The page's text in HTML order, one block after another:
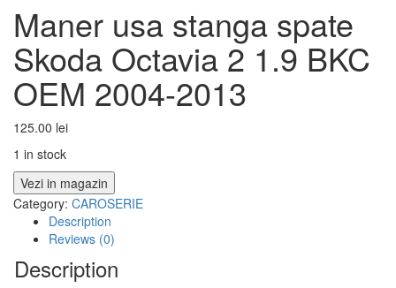
Maner usa stanga spate
Skoda Octavia 2 1.9 BKC
OEM 2004-2013
125.00 lei
1 in stock
Vezi in magazin
Category: CAROSERIE
Description
Reviews (0)
Description